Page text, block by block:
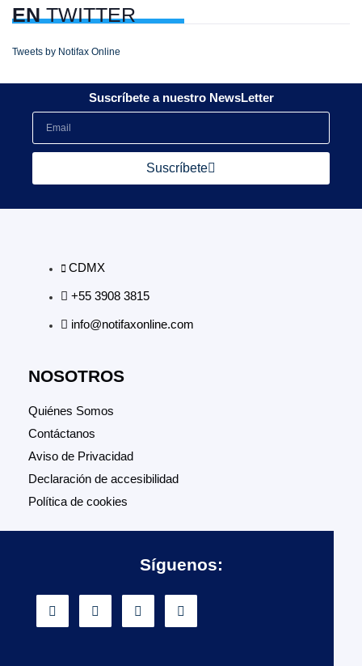
ENTWITTER
Tweets by Notifax Online
Suscríbete a nuestro NewsLetter
Suscríbete
CDMX
+55 3908 3815
info@notifaxonline.com
NOSOTROS
Quiénes Somos
Contáctanos
Aviso de Privacidad
Declaración de accesibilidad
Política de cookies
Síguenos: